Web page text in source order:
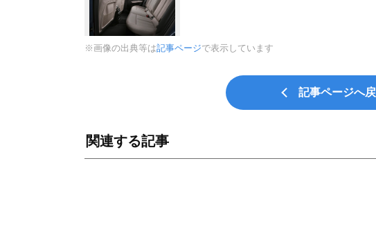
※画像の出典等は記事ページで表示しています
記事ページへ
関連する記事